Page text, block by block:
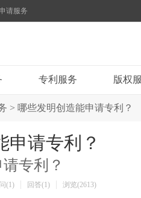
请服务
专利服务 版权
> 哪些发明创造能申请专利？
申请专利？
专利？
(1) 回答(1) 浏览(2613)